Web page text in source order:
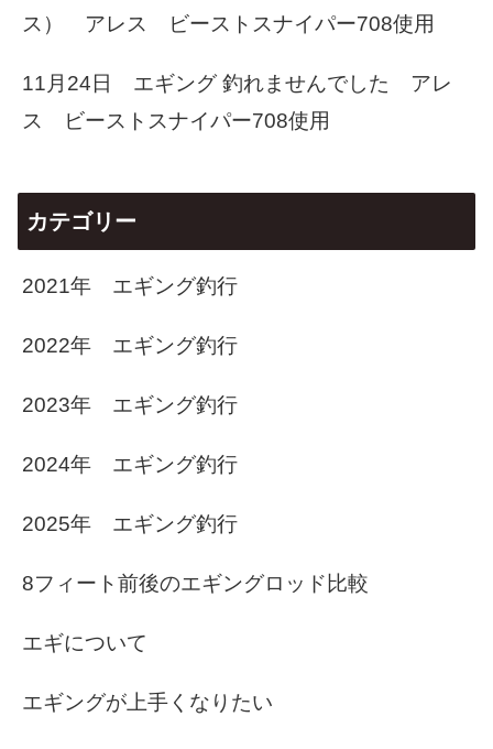
ス） アレス ビーストスナイパー708使用
11月24日 エギング 釣れませんでした アレ
ス ビーストスナイパー708使用
カテゴリー
2021年 エギング釣行
2022年 エギング釣行
2023年 エギング釣行
2024年 エギング釣行
2025年 エギング釣行
8フィート前後のエギングロッド比較
エギについて
エギングが上手くなりたい